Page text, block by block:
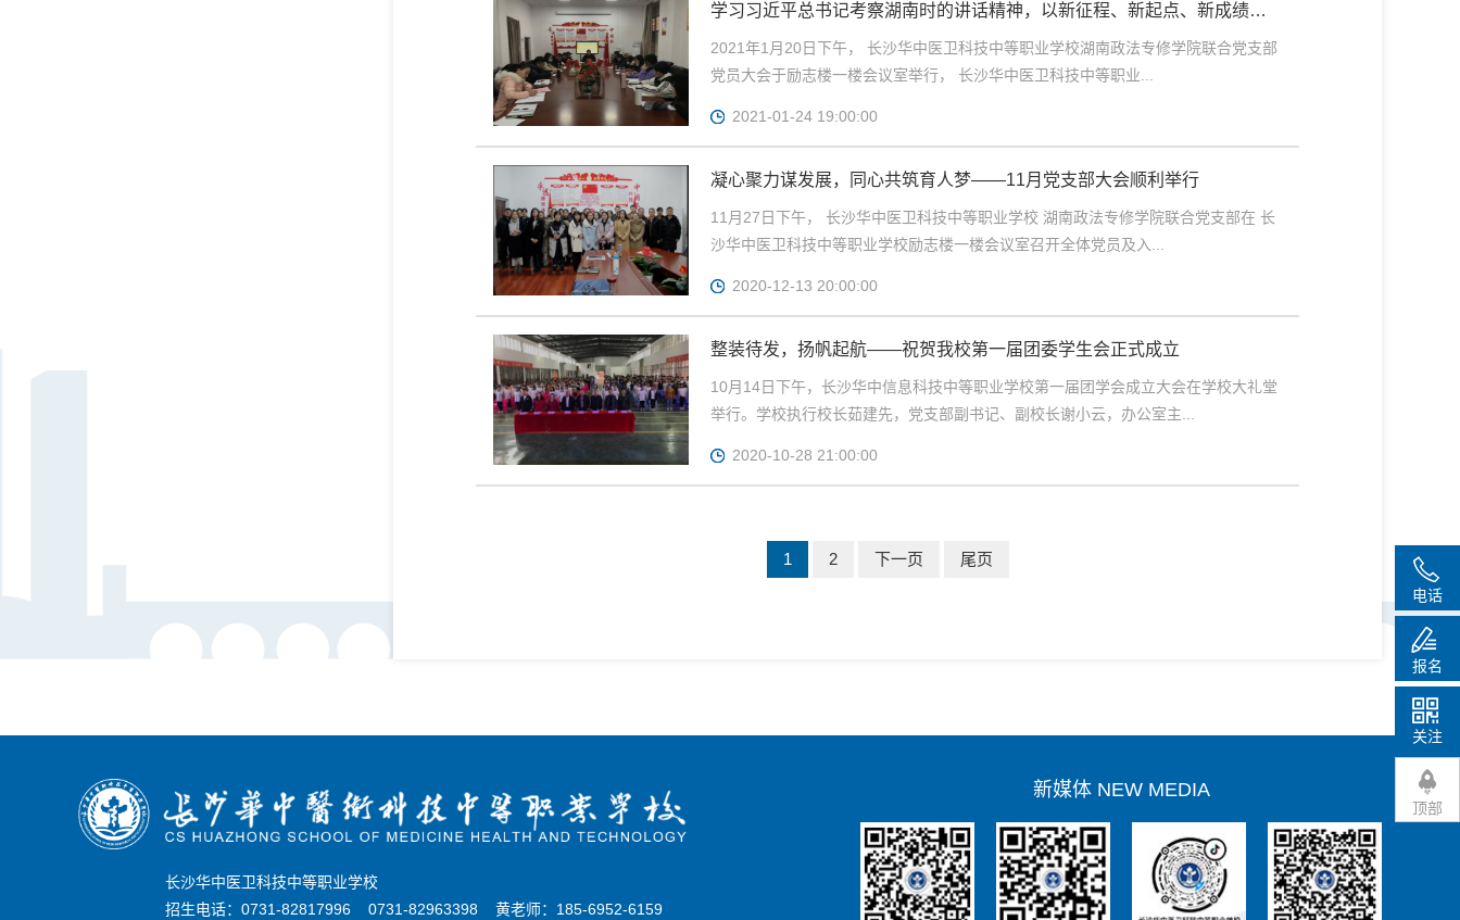
学习习近平总书记考察湖南时的讲话精神，以新征程、新起点、新成绩、
新辉煌、新动能、新中职向建党100周年献礼！
2021年1月20日下午， 长沙华中医卫科技中等职业学校湖南政法专修学院联合党支部
党员大会于励志楼一楼会议室举行， 长沙华中医卫科技中等职业...
2021-01-24 19:00:00
凝心聚力谋发展，同心共筑育人梦——11月党支部大会顺利举行
11月27日下午， 长沙华中医卫科技中等职业学校 湖南政法专修学院联合党支部在 长
沙华中医卫科技中等职业学校励志楼一楼会议室召开全体党员及入...
2020-12-13 20:00:00
整装待发，扬帆起航——祝贺我校第一届团委学生会正式成立
10月14日下午，长沙华中信息科技中等职业学校第一届团学会成立大会在学校大礼堂
举行。学校执行校长茹建先，党支部副书记、副校长谢小云，办公室主...
2020-10-28 21:00:00
1 2 下一页 尾页
长沙华中医卫科技中等职业学校
招生电话：0731-82817996 0731-82963398 黄老师：185-6952-6159
新媒体 NEW MEDIA
电话
报名
关注
华中医科抖音号 华中医科快手号
顶部